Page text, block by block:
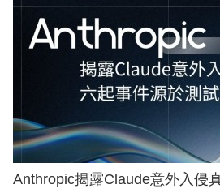
Anthropic揭露Claude意外入侵